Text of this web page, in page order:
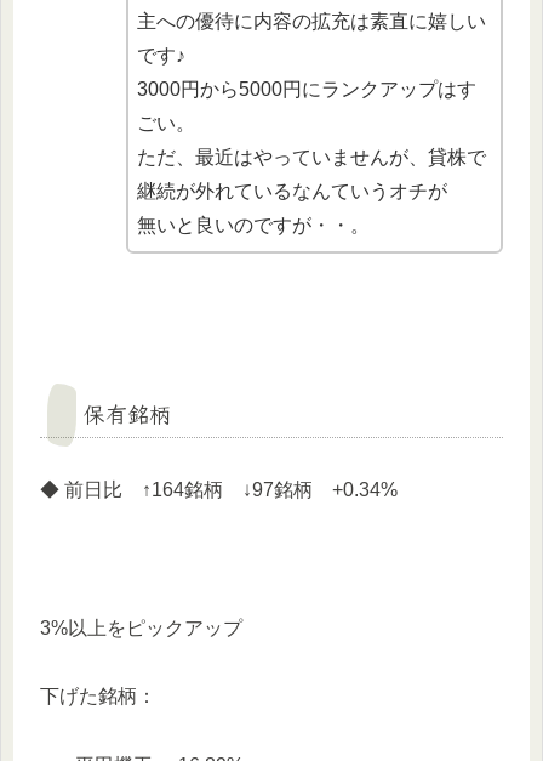
主への優待に内容の拡充は素直に嬉しい
です♪
3000円から5000円にランクアップはす
ごい。
ただ、最近はやっていませんが、貸株で
継続が外れているなんていうオチが
無いと良いのですが・・。
保有銘柄
◆ 前日比 ↑164銘柄 ↓97銘柄 +0.34%
3%以上をピックアップ
下げた銘柄：